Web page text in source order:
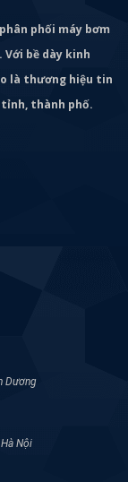
phối máy bơm
bề dày kinh
là thương hiệu tin
tỉnh, thành phố.
Dương
Nội